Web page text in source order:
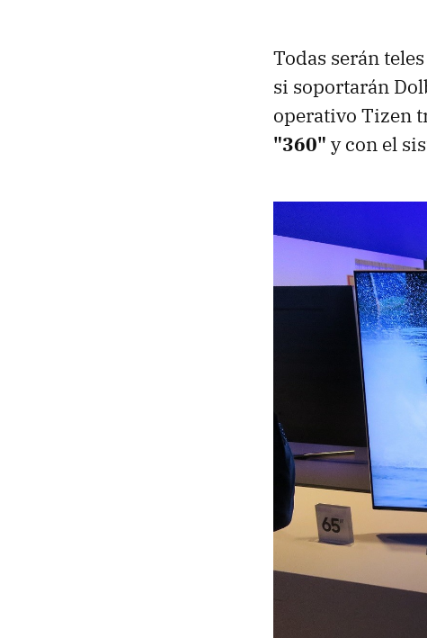
Todas serán
si soportarán
operativo Tizen
"360" y con el